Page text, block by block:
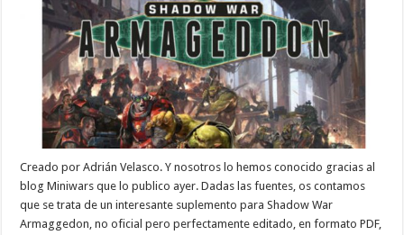
Creado por Adrián Velasco. Y nosotros lo hemos conocido gracias al
blog Miniwars que lo publico ayer. Dadas las fuentes, os contamos
que se trata de un interesante suplemento para Shadow War
Armaggedon, no oficial pero perfectamente editado, en formato PDF,